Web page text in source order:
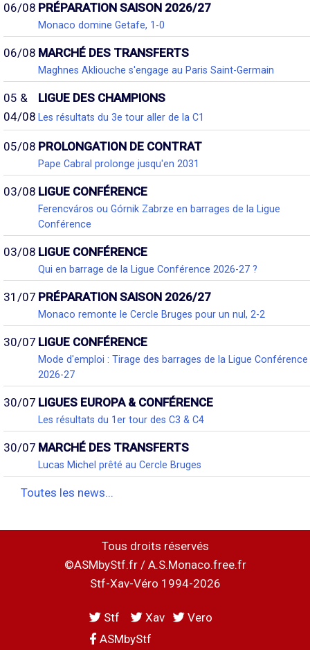
06/08 PRÉPARATION SAISON 2026/27
Monaco domine Getafe, 1-0
06/08 MARCHÉ DES TRANSFERTS
Maghnes Akliouche s'engage au Paris Saint-Germain
05 &
04/08
LIGUE DES CHAMPIONS
Les résultats du 3e tour aller de la C1
05/08 PROLONGATION DE CONTRAT
Pape Cabral prolonge jusqu'en 2031
03/08 LIGUE CONFÉRENCE
Ferencváros ou Górnik Zabrze en barrages de la Ligue
Conférence
03/08 LIGUE CONFÉRENCE
Qui en barrage de la Ligue Conférence 2026-27 ?
31/07 PRÉPARATION SAISON 2026/27
Monaco remonte le Cercle Bruges pour un nul, 2-2
30/07 LIGUE CONFÉRENCE
Mode d'emploi : Tirage des barrages de la Ligue Conférence
2026-27
30/07 LIGUES EUROPA & CONFÉRENCE
Les résultats du 1er tour des C3 & C4
30/07 MARCHÉ DES TRANSFERTS
Lucas Michel prêté au Cercle Bruges
Toutes les news...
Tous droits réservés
©ASMbyStf.fr / A.S.Monaco.free.fr
Stf-Xav-Véro 1994-2026
Stf Xav
Vero
ASMbyStf